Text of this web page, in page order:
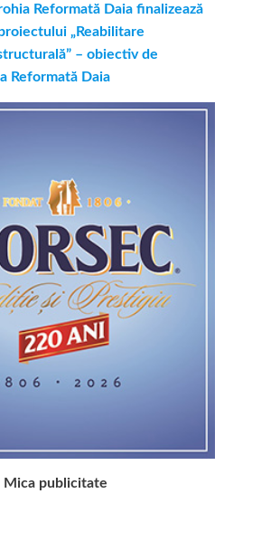
Reformată Daia finalizează
„Reabilitare
– obiectiv de
Reformată Daia
Mica publicitate